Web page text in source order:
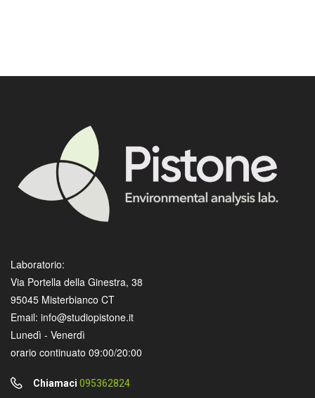
Laboratorio:
Via Portella della Ginestra, 38
95045 Misterbianco CT
Email: info@studiopistone.it
Lunedì - Venerdì
orario continuato 09:00/20:00
Chiamaci 095362824